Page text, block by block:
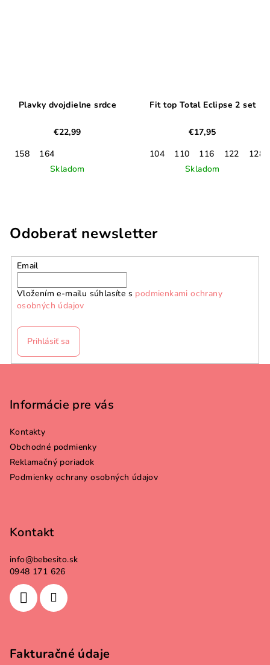
Plavky dvojdielne srdce
€22,99
158
164
Skladom
Fit top Total Eclipse 2 set
€17,95
104
110 116 122
128
Skladom
Odoberať newsletter
Email
Vložením e-mailu súhlasíte s podmienkami ochrany
osobných údajov
Prihlásiť sa
Informácie pre vás
Kontakty
Obchodné podmienky
Reklamačný poriadok
Podmienky ochrany osobných údajov
Kontakt
info@bebesito.sk
0948 171 626
Fakturačné údaje